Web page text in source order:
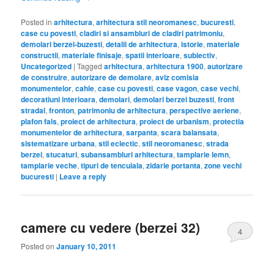
Posted in arhitectura,arhitectura stil neoromanesc,bucuresti,
case cu povesti,cladiri si ansambluri de cladiri patrimoniu,
demolari berzei-buzesti,detalii de arhitectura,istorie,materiale
constructii,materiale finisaje,spatii interioare,subiectiv,
Uncategorized |Tagged arhitectura,arhitectura 1900,autorizare
de construire,autorizare de demolare,aviz comisia
monumentelor,cahle,case cu povesti,case vagon,case vechi,
decoratiuni interioara,demolari,demolari berzei buzesti,front
stradal,fronton,patrimoniu de arhitectura,perspective aeriene,
plafon fals,proiect de arhitectura,proiect de urbanism,protectia
monumentelor de arhitectura,sarpanta,scara balansata,
sistematizare urbana,stil eclectic,stil neoromanesc,strada
berzei,stucaturi,subansambluri arhitectura,tamplarie lemn,
tamplarie veche,tipuri de tencuiala,zidarie portanta,zone vechi
bucuresti | Leave a reply
camere cu vedere (berzei 32)
Posted onJanuary 10, 2011
4